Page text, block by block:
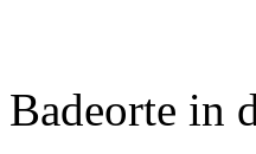
Badeorte in